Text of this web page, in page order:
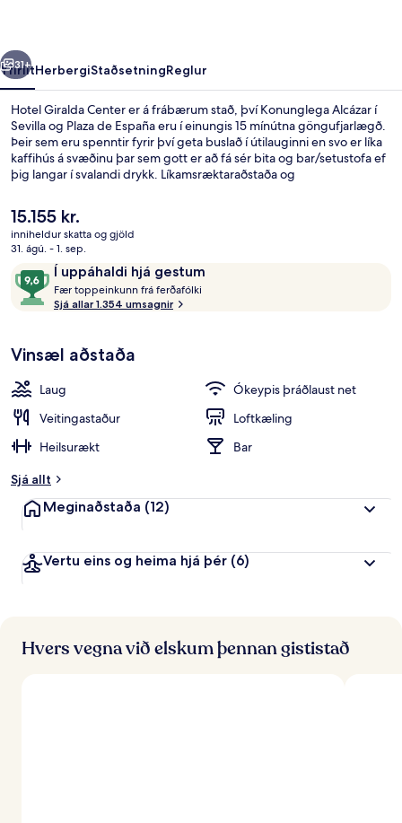
Næsta
31+
YfirlitHerbergiStaðsetningReglur
Hotel Giralda Center er á frábærum stað, því Konunglega Alcázar í
Sevilla og Plaza de España eru í einungis 15 mínútna göngufjarlægð.
Þeir sem eru spenntir fyrir því geta buslað í útilauginni en svo er líka
kaffihús á svæðinu þar sem gott er að fá sér bita og bar/setustofa ef
þig langar í svalandi drykk. Líkamsræktaraðstaða og
í boði. Meðal þess sem ferðamenn sem hafa heimsótt staðinn eru
sérstaklega ánægðir með eru sundlaugin og hjálpsamt starfsfólk.
Gististaðurinn er stutt frá almenningssamgöngum: Prado San
Sebastián-sporvagnastoppistöðin er í 6 mínútna göngufjarlægð og
San Bernardo-sporvagnastoppistöðin í 6 mínútna.
Núverandi
verð
er
15.155 kr.
15.155 kr.
inniheldur skatta og gjöld
31. ágú. - 1. sep.
UmsagnirÍ uppáhaldi hjá gestum
9,6
af
10,
uppáhaldi
hjá
gestum
Fær toppeinkunn frá ferðafólki
p
e
n
n
r
r
ð
Sjá allar 1.354 umsagnir
Vinsæl aðstaða
Laug
Ókeypis þráðlaust net
Veitingastaður
Loftkæling
Heilsurækt
Bar
Sjá allt
Meginaðstaða (12)
Vertu eins og heima hjá þér (6)
Hvers vegna við elskum þennan gististað